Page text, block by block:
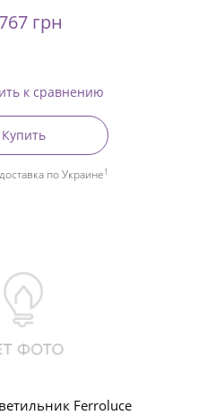
грн
к сравнению
Купить
по Украине1
Ferroluce